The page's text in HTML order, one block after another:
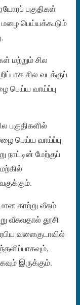
பகுதிகள்
பெய்யக்கூடும்
மற்றும் சில
சில வடக்குப்
பெய்ய வாய்ப்பு
பகுதிகளில்
பெய்ய வாய்ப்பு
நாட்டின் மேற்குப்
காற்று வீசும்
வீசுவதால் தூசி
வளைகுடாவில்
இருக்கும்.